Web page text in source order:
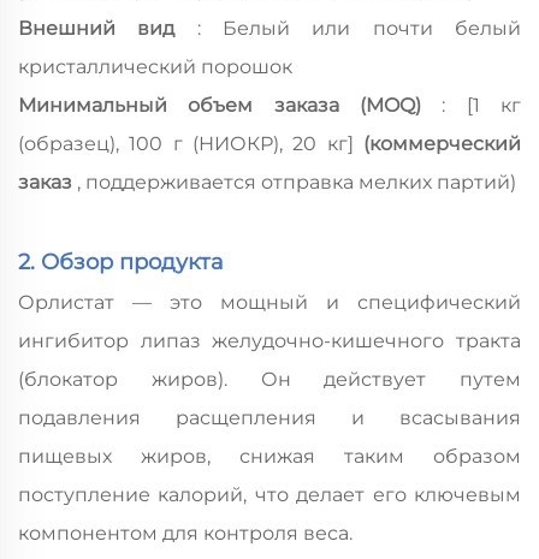
Внешний вид : Белый или почти белый
кристаллический порошок
Минимальный объем заказа (MOQ) : [1 кг
(образец), 100 г (НИОКР), 20 кг] (коммерческий
заказ , поддерживается отправка мелких партий)
2. Обзор продукта
Орлистат — это мощный и специфический
ингибитор липаз желудочно-кишечного тракта
(блокатор жиров). Он действует путем
подавления расщепления и всасывания
пищевых жиров, снижая таким образом
поступление калорий, что делает его ключевым
компонентом для контроля веса.